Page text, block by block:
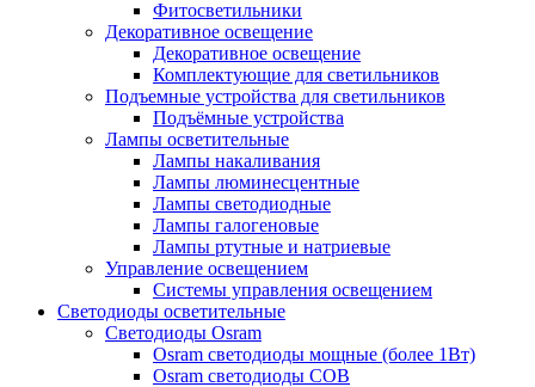
Фитосветильники
Декоративное освещение
Декоративное освещение
Комплектующие для светильников
Подъемные устройства для светильников
Подъёмные устройства
Лампы осветительные
Лампы накаливания
Лампы люминесцентные
Лампы светодиодные
Лампы галогеновые
Лампы ртутные и натриевые
Управление освещением
Системы управления освещением
Светодиоды осветительные
Светодиоды Osram
Osram светодиоды мощные (более 1Вт)
Osram светодиоды COB